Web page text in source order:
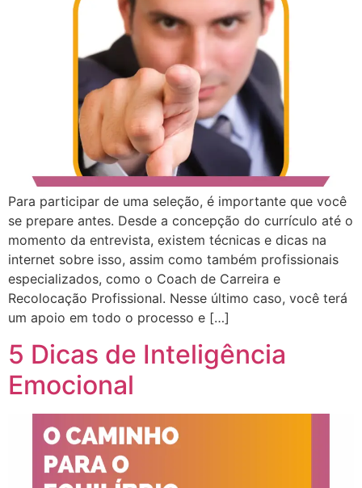
Para participar de uma seleção, é importante que você
se prepare antes. Desde a concepção do currículo até o
momento da entrevista, existem técnicas e dicas na
internet sobre isso, assim como também profissionais
especializados, como o Coach de Carreira e
Recolocação Profissional. Nesse último caso, você terá
um apoio em todo o processo e […]
5 Dicas de Inteligência
Emocional